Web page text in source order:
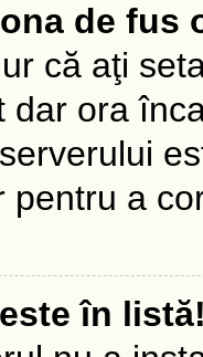
de fus
că aţi
dar ora
pentru a
în